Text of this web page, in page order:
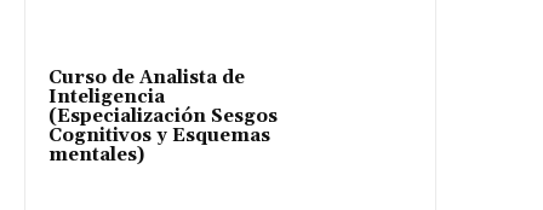
Curso de Analista de
Inteligencia
(Especialización Sesgos
Cognitivos y Esquemas
mentales)